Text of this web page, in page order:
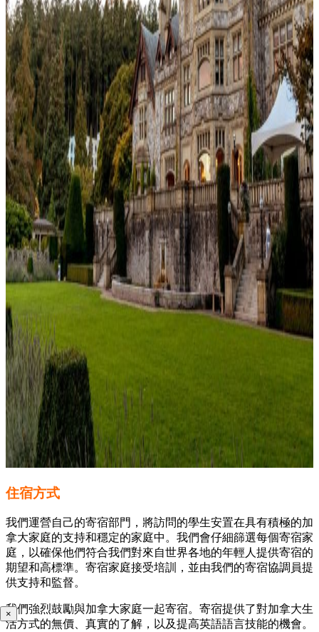
住宿方式
我們運營自己的寄宿部門，將訪問的學生安置在具有積極的加
拿大家庭的支持和穩定的家庭中。我們會仔細篩選每個寄宿家
庭，以確保他們符合我們對來自世界各地的年輕人提供寄宿的
期望和高標準。寄宿家庭接受培訓，並由我們的寄宿協調員提
供支持和監督。
我們強烈鼓勵與加拿大家庭一起寄宿。寄宿提供了對加拿大生
活方式的無價、真實的了解，以及提高英語語言技能的機會。
×